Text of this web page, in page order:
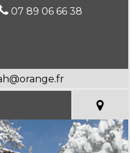
07 89 06 66 38